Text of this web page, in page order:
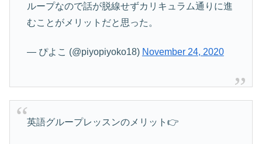
ループなので話が脱線せずカリキュラム通りに進
むことがメリットだと思った。
— ぴよこ (@piyopiyoko18) November 24, 2020
英語グループレッスンのメリット👉